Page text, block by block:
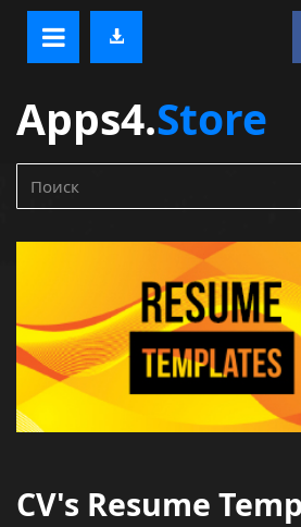
Apps4.Store
CV's Resume